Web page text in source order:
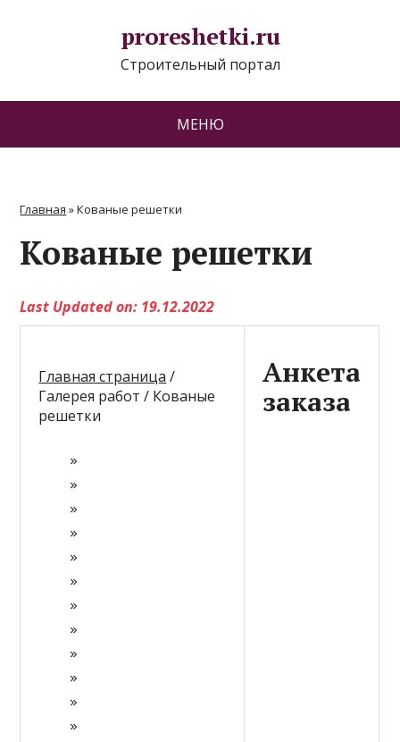
proreshetki.ru
Строительный портал
МЕНЮ
Главная »Кованые решетки
Кованые решетки
Last Updated on: 19.12.2022
Главная страница /
Галерея работ / Кованые
решетки
Анкета
заказа